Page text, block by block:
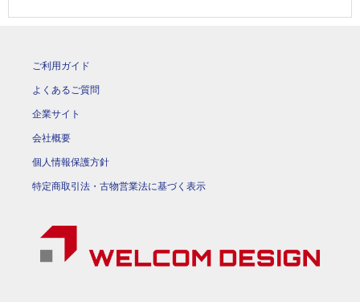
ご利用ガイド
よくあるご質問
企業サイト
会社概要
個人情報保護方針
特定商取引法・古物営業法に基づく表示